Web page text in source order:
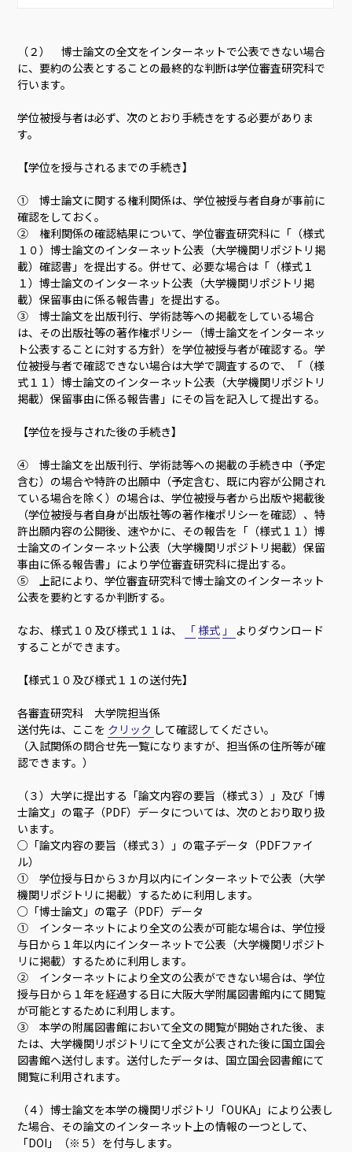
（２） 博士論文の全文をインターネットで公表できない場合
に、要約の公表とすることの最終的な判断は学位審査研究科で
行います。
学位被授与者は必ず、次のとおり手続きをする必要がありま
す。
【学位を授与されるまでの手続き】
① 博士論文に関する権利関係は、学位被授与者自身が事前に
確認をしておく。
② 権利関係の確認結果について、学位審査研究科に「（様式
１０）博士論文のインターネット公表（大学機関リポジトリ掲
載）確認書」を提出する。併せて、必要な場合は「（様式１
１）博士論文のインターネット公表（大学機関リポジトリ掲
載）保留事由に係る報告書」を提出する。
③ 博士論文を出版刊行、学術誌等への掲載をしている場合
は、その出版社等の著作権ポリシー（博士論文をインターネッ
ト公表することに対する方針）を学位被授与者が確認する。学
位被授与者で確認できない場合は大学で調査するので、「（様
式１１）博士論文のインターネット公表（大学機関リポジトリ
掲載）保留事由に係る報告書」にその旨を記入して提出する。
【学位を授与された後の手続き】
④ 博士論文を出版刊行、学術誌等への掲載の手続き中（予定
含む）の場合や特許の出願中（予定含む、既に内容が公開され
ている場合を除く）の場合は、学位被授与者から出版や掲載後
（学位被授与者自身が出版社等の著作権ポリシーを確認）、特
許出願内容の公開後、速やかに、その報告を「（様式１１）博
士論文のインターネット公表（大学機関リポジトリ掲載）保留
事由に係る報告書」により学位審査研究科に提出する。
⑤ 上記により、学位審査研究科で博士論文のインターネット
公表を要約とするか判断する。
なお、様式１０及び様式１１は、 「 様式 」 よりダウンロード
することができます。
【様式１０及び様式１１の送付先】
各審査研究科 大学院担当係
送付先は、ここを クリック して確認してください。
（入試関係の問合せ先一覧になりますが、担当係の住所等が確
認できます。）
（３）大学に提出する「論文内容の要旨（様式３）」及び「博
士論文」の電子（PDF）データについては、次のとおり取り扱
います。
○「論文内容の要旨（様式３）」の電子データ（PDFファイ
ル）
① 学位授与日から３か月以内にインターネットで公表（大学
機関リポジトリに掲載）するために利用します。
○「博士論文」の電子（PDF）データ
① インターネットにより全文の公表が可能な場合は、学位授
与日から１年以内にインターネットで公表（大学機関リポジト
リに掲載）するために利用します。
② インターネットにより全文の公表ができない場合は、学位
授与日から１年を経過する日に大阪大学附属図書館内にて閲覧
が可能とするために利用します。
③ 本学の附属図書館において全文の閲覧が開始された後、ま
たは、大学機関リポジトリにて全文が公表された後に国立国会
図書館へ送付します。送付したデータは、国立国会図書館にて
閲覧に利用されます。
（４）博士論文を本学の機関リポジトリ「OUKA」により公表し
た場合、その論文のインターネット上の情報の一つとして、
「DOI」（※５）を付与します。